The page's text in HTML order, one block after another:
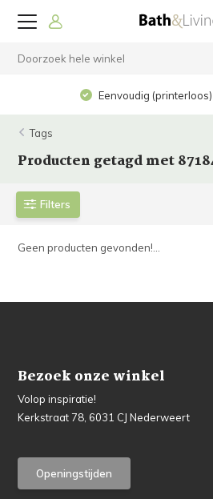
Eenvoudig
Tags
Producten getagd met
Filters
Geen producten gevonden!...
Bezoek onze winkel
Volop inspiratie!
Kerkstraat 78, 6031 CJ Nederweert
Openingstijden